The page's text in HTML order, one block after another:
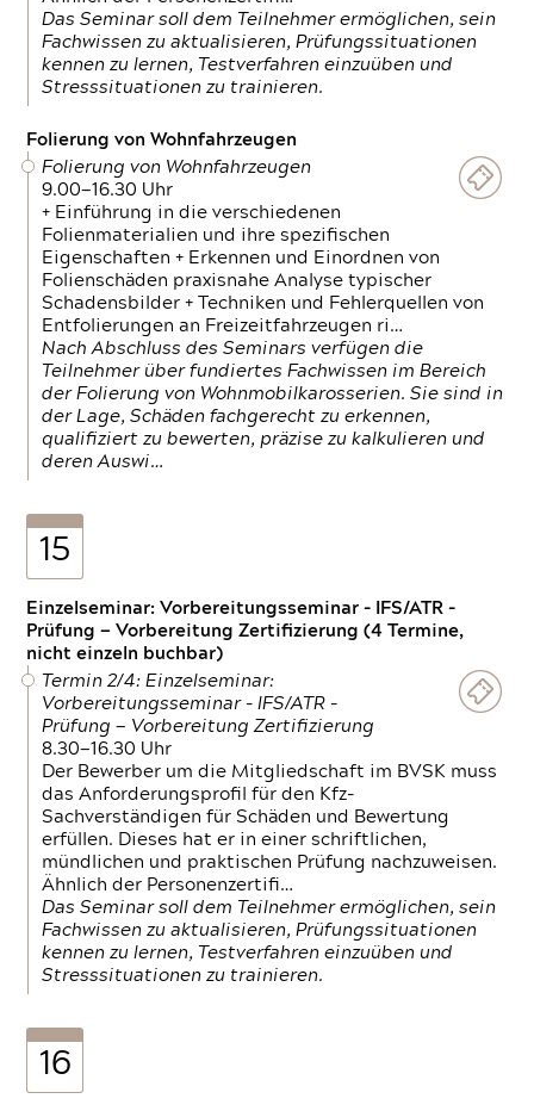
Das Seminar soll dem Teilnehmer ermöglichen, sein
Fachwissen zu aktualisieren, Prüfungssituationen
kennen zu lernen, Testverfahren einzuüben und
Stresssituationen zu trainieren.
Folierung von Wohnfahrzeugen
Folierung von Wohnfahrzeugen
9.00—16.30 Uhr
+ Einführung in die verschiedenen
Folienmaterialien und ihre spezifischen
Eigenschaften + Erkennen und Einordnen von
Folienschäden praxisnahe Analyse typischer
Schadensbilder + Techniken und Fehlerquellen von
Entfolierungen an Freizeitfahrzeugen ri…
Nach Abschluss des Seminars verfügen die
Teilnehmer über fundiertes Fachwissen im Bereich
der Folierung von Wohnmobilkarosserien. Sie sind in
der Lage, Schäden fachgerecht zu erkennen,
qualifiziert zu bewerten, präzise zu kalkulieren und
deren Auswi…
15
Einzelseminar: Vorbereitungsseminar - IFS/ATR -
Prüfung — Vorbereitung Zertifizierung (4 Termine,
nicht einzeln buchbar)
Termin 2/4: Einzelseminar:
Vorbereitungsseminar - IFS/ATR -
Prüfung — Vorbereitung Zertifizierung
8.30—16.30 Uhr
Der Bewerber um die Mitgliedschaft im BVSK muss
das Anforderungsprofil für den Kfz-
Sachverständigen für Schäden und Bewertung
erfüllen. Dieses hat er in einer schriftlichen,
mündlichen und praktischen Prüfung nachzuweisen.
Ähnlich der Personenzertifi…
Das Seminar soll dem Teilnehmer ermöglichen, sein
Fachwissen zu aktualisieren, Prüfungssituationen
kennen zu lernen, Testverfahren einzuüben und
Stresssituationen zu trainieren.
16